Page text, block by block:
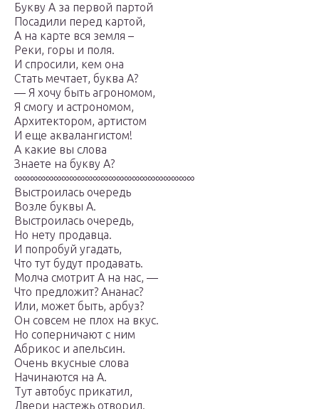
Букву А за первой партой
Посадили перед картой,
А на карте вся земля –
Реки, горы и поля.
И спросили, кем она
Стать мечтает, буква А?
— Я хочу быть агрономом,
Я смогу и астрономом,
Архитектором, артистом
И еще аквалангистом!
А какие вы слова
Знаете на букву А?
∞∞∞∞∞∞∞∞∞∞∞∞∞∞∞∞∞∞∞∞∞∞∞
Выстроилась очередь
Возле буквы А.
Выстроилась очередь,
Но нету продавца.
И попробуй угадать,
Что тут будут продавать.
Молча смотрит А на нас, —
Что предложит? Ананас?
Или, может быть, арбуз?
Он совсем не плох на вкус.
Но соперничают с ним
Абрикос и апельсин.
Очень вкусные слова
Начинаются на А.
Тут автобус прикатил,
Двери настежь отворил.